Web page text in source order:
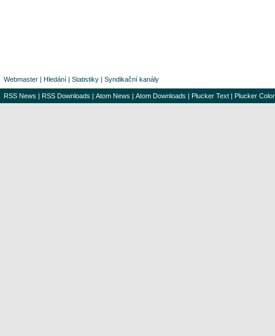
Webmaster | Hledání | Statistiky | Syndikační kanály
RSS News | RSS Downloads | Atom News | Atom Downloads | Plucker Text | Plucker Color